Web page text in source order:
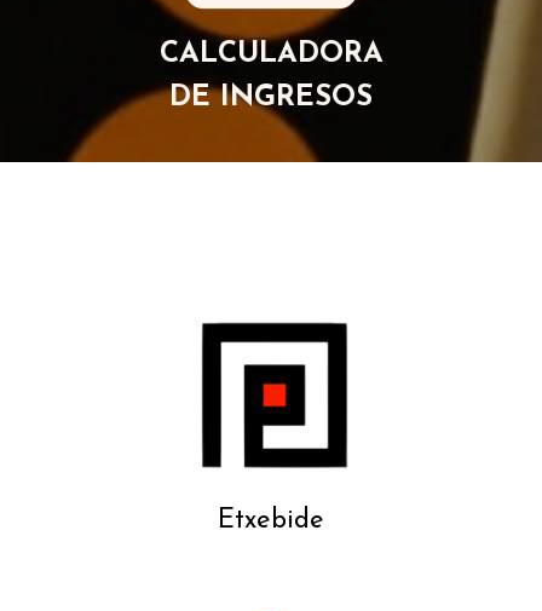
CALCULADORA
DE INGRESOS
Etxebide